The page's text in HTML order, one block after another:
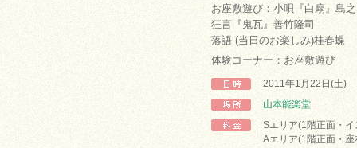
お座敷遊び：小唄『白扇』島
狂言『鬼瓦』善竹隆司
落語 (当日のお楽しみ)桂春蝶
体験コーナー：お座敷遊び
2011年1月22日(土)
山本能楽堂
Sエリア(1階正面・
Aエリア(1階正面・